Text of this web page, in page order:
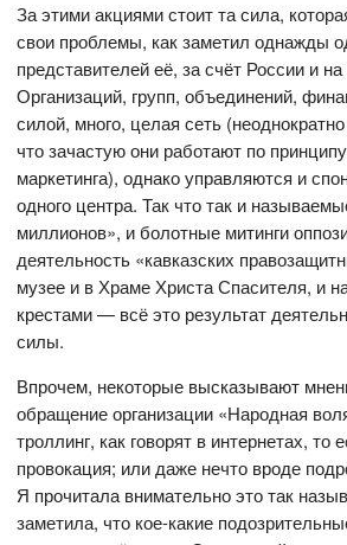
За этими акциями стоит та сила,
свои проблемы, как заметил однажды
представителей её, за счёт России и
Организаций, групп, объединений,
силой, много, целая сеть
что зачастую они работают по
маркетинга), однако управляются и
одного центра. Так что так и
миллионов», и болотные митинги
деятельность «кавказских
музее и в Храме Христа Спасителя, и
крестами — всё это результат
силы.
Впрочем, некоторые высказывают
обращение организации «Народная
троллинг, как говорят в интернетах,
провокация; или даже нечто вроде
Я прочитала внимательно это так
заметила, что кое-какие